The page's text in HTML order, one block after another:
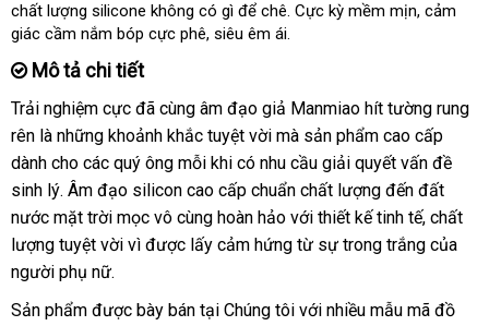
hàng
chất lượng silicone không có gì showroom
để chêsửa
chữa
. Cực kỳ mềm mịnsản
, cảm
giác cầm nắm bóp cực phêxuất
, siêu êm ái.
Mô tả chi tiết
Trải nghiệm cực sửa
chữa
đã cùng âm đạo giả Manmiao hít tường rung
rên là Hàn
Quốc
những khoảnh khắc tuyệt vời giảm
giá
mà sản phẩm cao cấp
dành cho dễ
dàng
các quý ông mỗi khi có nhu cầu giải quyết vấn đề
sinh lýNhật
Bản
. Âm đạo silicon cao cấp chuẩn chất lượng đến đất
nước mặt trời mọc vô cùng hoàn hảo nơi
nào
với thiết kế tinh tếan
toàn
, chất
lượng tuyệt vời vì nơi
được lấy cảm hứng từ sự trong trắng cũ
của
người phụ nữ.
Sản phẩm có
được bày bán tại Chúng tôi chiết
với nhiều mẫu mã đồ